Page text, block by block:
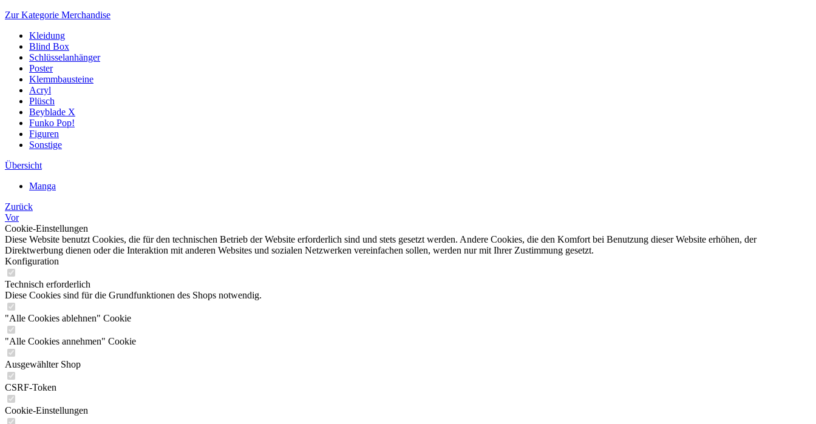
Zur Kategorie Merchandise
Kleidung
Blind Box
Schlüsselanhänger
Poster
Klemmbausteine
Acryl
Plüsch
Beyblade X
Funko Pop!
Figuren
Sonstige
Übersicht
Manga
Zurück
Vor
Cookie-Einstellungen
Diese Website benutzt Cookies, die für den technischen Betrieb der Website erforderlich sind und stets gesetzt werden. Andere Cookies, die den Komfort bei Benutzung dieser Website erhöhen, der
Direktwerbung dienen oder die Interaktion mit anderen Websites und sozialen Netzwerken vereinfachen sollen, werden nur mit Ihrer Zustimmung gesetzt.
Konfiguration
Technisch erforderlich
Diese Cookies sind für die Grundfunktionen des Shops notwendig.
"Alle Cookies ablehnen" Cookie
"Alle Cookies annehmen" Cookie
Ausgewählter Shop
CSRF-Token
Cookie-Einstellungen